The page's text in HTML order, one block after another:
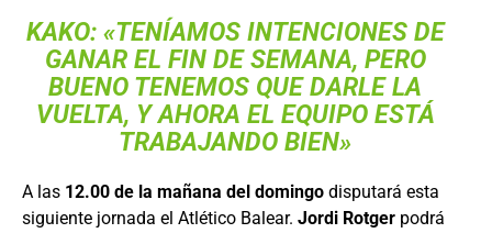
KAKO: «TENÍAMOS INTENCIONES DE
GANAR EL FIN DE SEMANA, PERO
BUENO TENEMOS QUE DARLE LA
VUELTA, Y AHORA EL EQUIPO ESTÁ
TRABAJANDO BIEN»
A las 12.00 de la mañana del domingo disputará esta
siguiente jornada el Atlético Balear. Jordi Rotger podrá